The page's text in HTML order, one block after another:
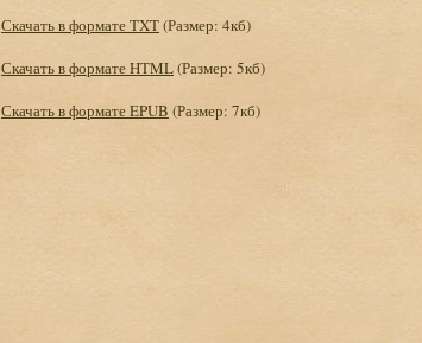
Скачать в формате TXT(Размер: 4кб)
Скачать в формате HTML(Размер: 5кб)
Скачать в формате EPUB (Размер: 7кб)